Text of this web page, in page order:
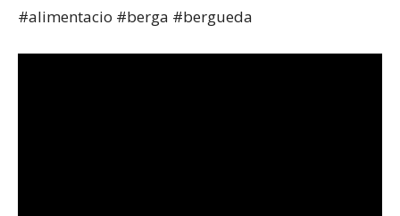
#alimentacio #berga #bergueda